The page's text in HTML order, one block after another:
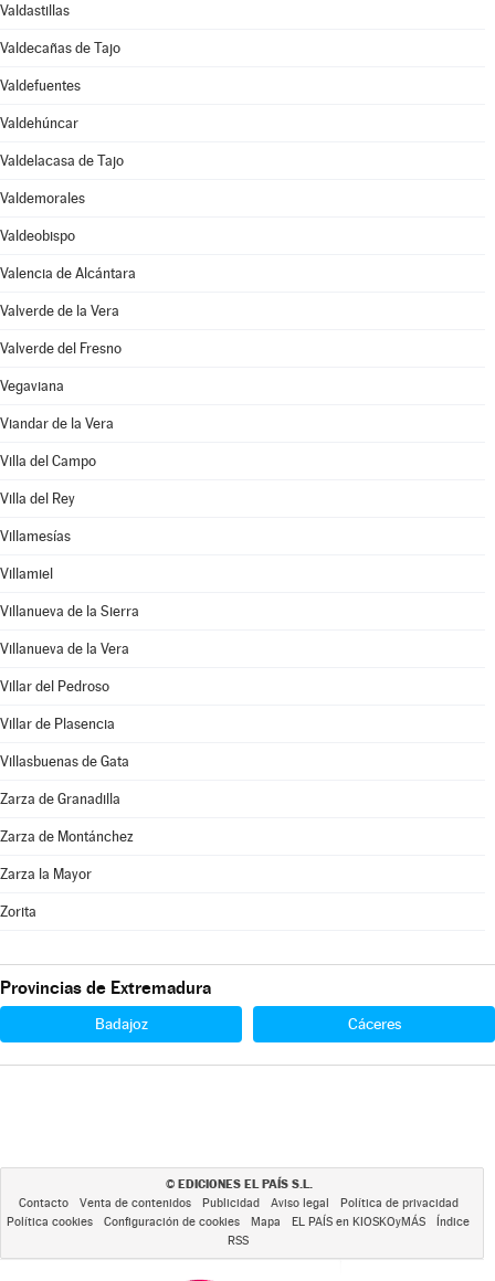
Valdastillas
Valdecañas de Tajo
Valdefuentes
Valdehúncar
Valdelacasa de Tajo
Valdemorales
Valdeobispo
Valencia de Alcántara
Valverde de la Vera
Valverde del Fresno
Vegaviana
Viandar de la Vera
Villa del Campo
Villa del Rey
Villamesías
Villamiel
Villanueva de la Sierra
Villanueva de la Vera
Villar del Pedroso
Villar de Plasencia
Villasbuenas de Gata
Zarza de Granadilla
Zarza de Montánchez
Zarza la Mayor
Zorita
Provincias de Extremadura
Badajoz Cáceres
© EDICIONES EL PAÍS S.L.
Contacto Venta de contenidos Publicidad Aviso legal
Política de privacidad
Política cookies
Configuración de cookies Mapa EL PAÍS en KIOSKOyMÁS
Índice
RSS